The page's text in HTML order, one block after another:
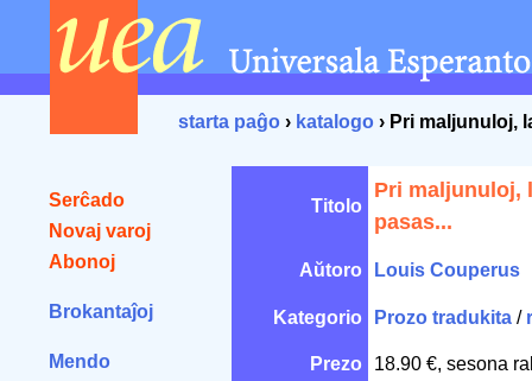
starta paĝo › katalogo › Pri maljunuloj,
Serĉado
Novaj varoj
Abonoj
Brokantaĵoj
Mendo
Titolo
Pri maljunuloj,
pasas...
Aŭtoro Louis Couperus
Kategorio Prozo tradukita /
Prezo 18.90 €, sesona